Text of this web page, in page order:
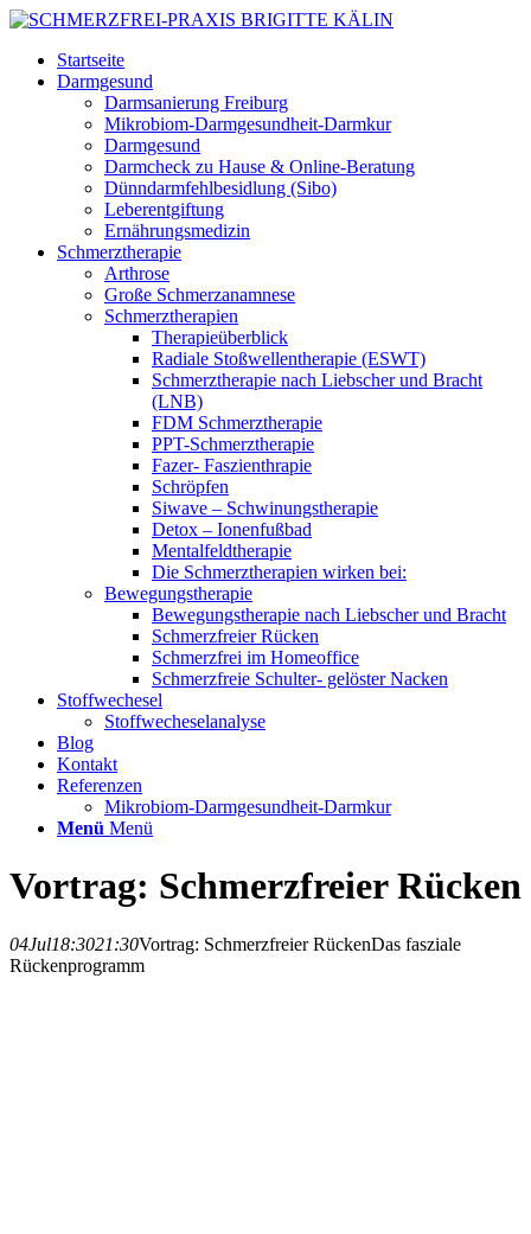
Startseite
Darmgesund
Darmsanierung Freiburg
Mikrobiom-Darmgesundheit-Darmkur
Darmgesund
Darmcheck zu Hause & Online-Beratung
Dünndarmfehlbesidlung (Sibo)
Leberentgiftung
Ernährungsmedizin
Schmerztherapie
Arthrose
Große Schmerzanamnese
Schmerztherapien
Therapieüberblick
Radiale Stoßwellentherapie (ESWT)
Schmerztherapie nach Liebscher und Bracht
(LNB)
FDM Schmerztherapie
PPT-Schmerztherapie
Fazer- Faszienthrapie
Schröpfen
Siwave – Schwinungstherapie
Detox – Ionenfußbad
Mentalfeldtherapie
Die Schmerztherapien wirken bei:
Bewegungstherapie
Bewegungstherapie nach Liebscher und Bracht
Schmerzfreier Rücken
Schmerzfrei im Homeoffice
Schmerzfreie Schulter- gelöster Nacken
Stoffwechesel
Stoffwecheselanalyse
Blog
Kontakt
Referenzen
Mikrobiom-Darmgesundheit-Darmkur
Menü Menü
Vortrag: Schmerzfreier Rücken
04Jul18:3021:30Vortrag: Schmerzfreier RückenDas fasziale
Rückenprogramm